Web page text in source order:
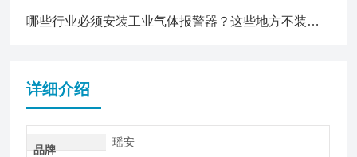
哪些行业必须安装工业气体报警器？这些地方不装可能违法！
详细介绍
品牌
瑶安